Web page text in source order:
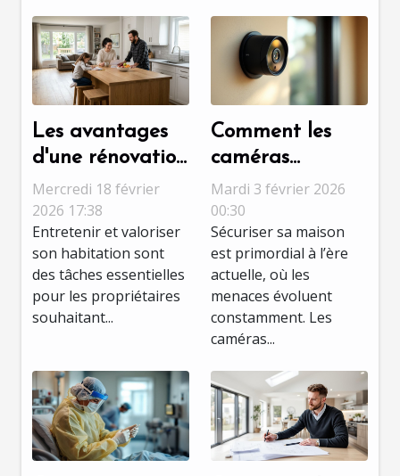
Les avantages
d'une rénovation
multiservices
pour maintenir
la valeur de
votre maison
Mercredi 18 février
2026 17:38
Entretenir et valoriser
son habitation sont
des tâches essentielles
pour les propriétaires
souhaitant...
Comment les
caméras
discrètes
améliorent-elles
la sécurité
domestique ?
Mardi 3 février 2026
00:30
Sécuriser sa maison
est primordial à l’ère
actuelle, où les
menaces évoluent
constamment. Les
caméras...